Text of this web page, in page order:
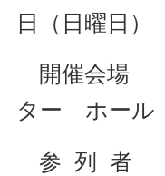
日（日曜日
開催会場
ター ホール
参 列 者